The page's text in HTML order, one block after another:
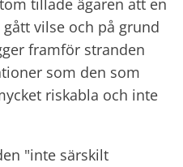
tillade ägaren att en
vilse och på grund
framför stranden
som den som
riskabla och inte
"inte särskilt